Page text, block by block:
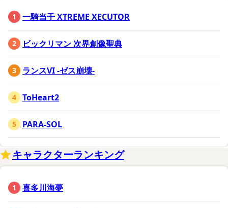
一騎当千 XTREME XECUTOR
ビックリマン 次界創像聖典
ランスVI -ゼス崩壊-
ToHeart2
PARA-SOL
キャラクターランキング
喜多川海夢